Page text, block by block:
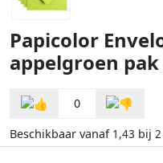
Papicolor
appelgroen
0
Beschikbaar vanaf 1,43 bij 2